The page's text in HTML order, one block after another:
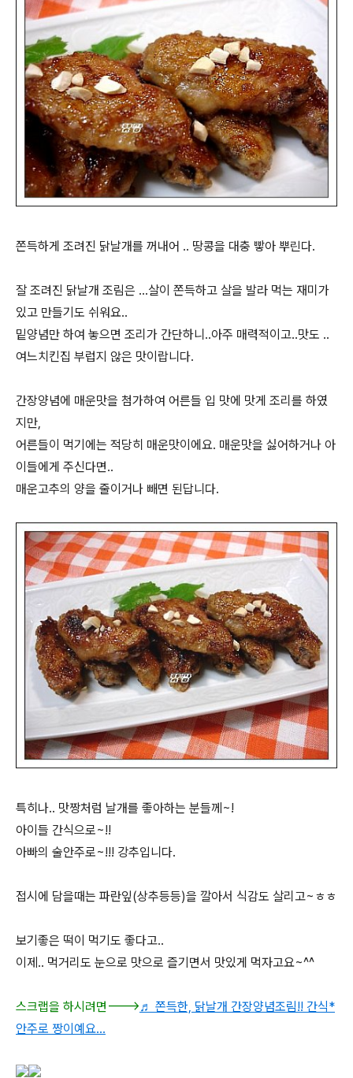
쫀득하게 조려진 닭날개를 꺼내어 .. 땅콩을 대충 빻아 뿌린다.
잘 조려진 닭날개 조림은 ...살이 쫀득하고 살을 발라 먹는 재미가
있고 만들기도 쉬워요..
밑양념만 하여 놓으면 조리가 간단하니..아주 매력적이고..맛도 ..
여느치킨집 부럽지 않은 맛이랍니다.
간장양념에 매운맛을 첨가하여 어른들 입 맛에 맛게 조리를 하였
지만,
어른들이 먹기에는 적당히 매운맛이에요. 매운맛을 싫어하거나 아
이들에게 주신다면..
매운고추의 양을 줄이거나 빼면 된답니다.
특히나.. 맛짱처럼 날개를 좋아하는 분들께~!
아이들 간식으로~!!
아빠의 술안주로~!!! 강추입니다.
접시에 담을때는 파란잎(상추등등)을 깔아서 식감도 살리고~ㅎㅎ
보기좋은 떡이 먹기도 좋다고..
이제.. 먹거리도 눈으로 맛으로 즐기면서 맛있게 먹자고요~^^
스크랩을 하시려면--->♬ 쫀득한, 닭날개 간장양념조림!! 간식*
안주로 짱이예요...